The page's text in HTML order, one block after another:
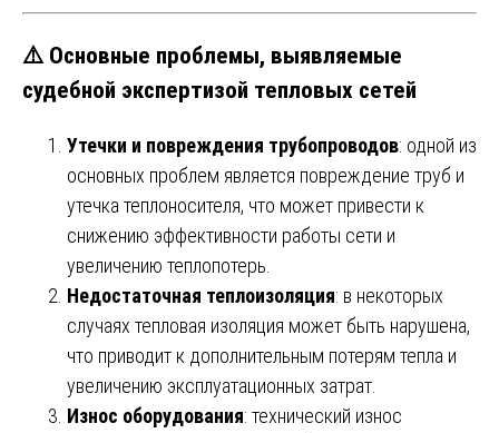
⚠️ Основные проблемы, выявляемые
судебной экспертизой тепловых сетей
Утечки и повреждения трубопроводов: одной из
основных проблем является повреждение труб и
утечка теплоносителя, что может привести к
снижению эффективности работы сети и
увеличению теплопотерь.
Недостаточная теплоизоляция: в некоторых
случаях тепловая изоляция может быть нарушена,
что приводит к дополнительным потерям тепла и
увеличению эксплуатационных затрат.
Износ оборудования: технический износ